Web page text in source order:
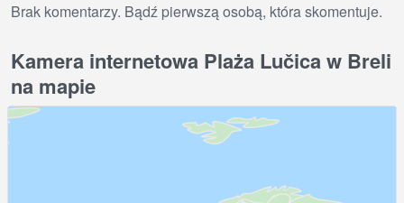
Brak komentarzy. Bądź pierwszą osobą, która skomentuje.
Kamera internetowa Plaża Lučica w Breli
na mapie